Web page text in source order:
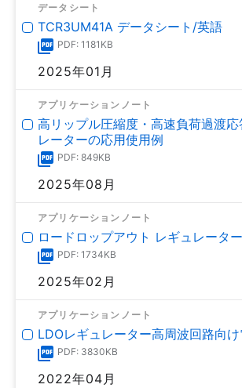
データシート
TCR3UM41A データシート/英語
PDF: 1181KB
2025年01月
アプリケーションノート
高リップル圧縮度・高速負荷過渡応
レーターの応用使用例
PDF: 849KB
2025年08月
アプリケーションノート
ロードロップアウト レギュレータ
PDF: 1734KB
2025年02月
アプリケーションノート
LDOレギュレーター高周波回路向
PDF: 3830KB
2022年04月